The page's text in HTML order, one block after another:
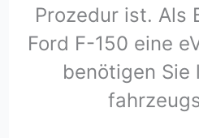
Prozedur ist. Als
Ford F-150 eine
benötigen Sie